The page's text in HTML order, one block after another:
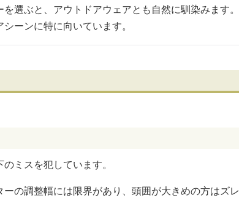
選ぶと、アウトドアウェアとも自然に馴染みます。
ーンに特に向いています。
ミスを犯しています。
の調整幅には限界があり、頭囲が大きめの方はズレ